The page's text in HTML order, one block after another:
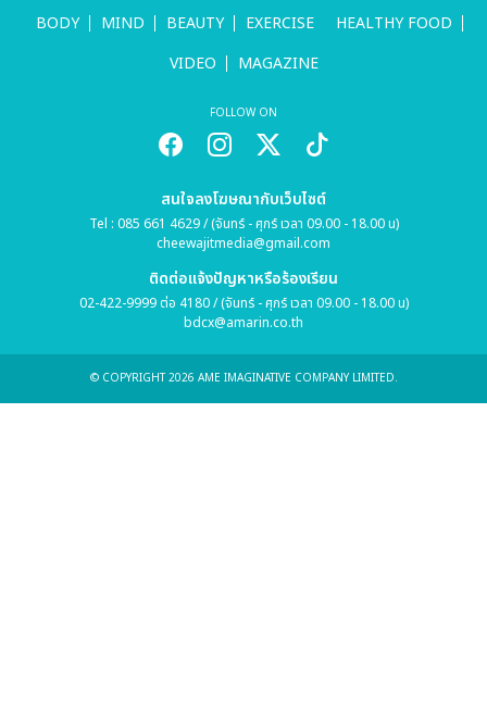
BODY MIND BEAUTY EXERCISE
HEALTHY FOOD
VIDEO
MAGAZINE
FOLLOW ON
สนใจลงโฆษณากับเว็บไซต์
Tel : 085 661 4629 / (จันทร์ - ศุกร์ เวลา 09.00 - 18.00 น)
cheewajitmedia@gmail.com
ติดต่อแจ้งปัญหาหรือร้องเรียน
02-422-9999 ต่อ 4180 / (จันทร์ - ศุกร์ เวลา 09.00 - 18.00 น)
bdcx@amarin.co.th
© COPYRIGHT 2026 AME IMAGINATIVE COMPANY LIMITED.